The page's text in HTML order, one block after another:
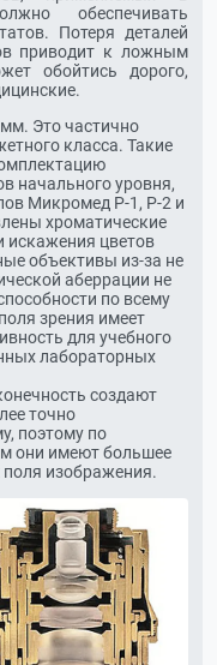
обеспечивать
Потеря деталей
приводит к ложным
обойтись дорого,
Это частично
класса. Такие
начального уровня,
Микромед Р-1, Р-2 и
хроматические
искажения цветов
объективы из-за не
аберрации не
по всему
зрения имеет
для учебного
лабораторных
создают
точно
поэтому по
они имеют большее
поля изображения.